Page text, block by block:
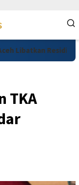
Residivis
TKA